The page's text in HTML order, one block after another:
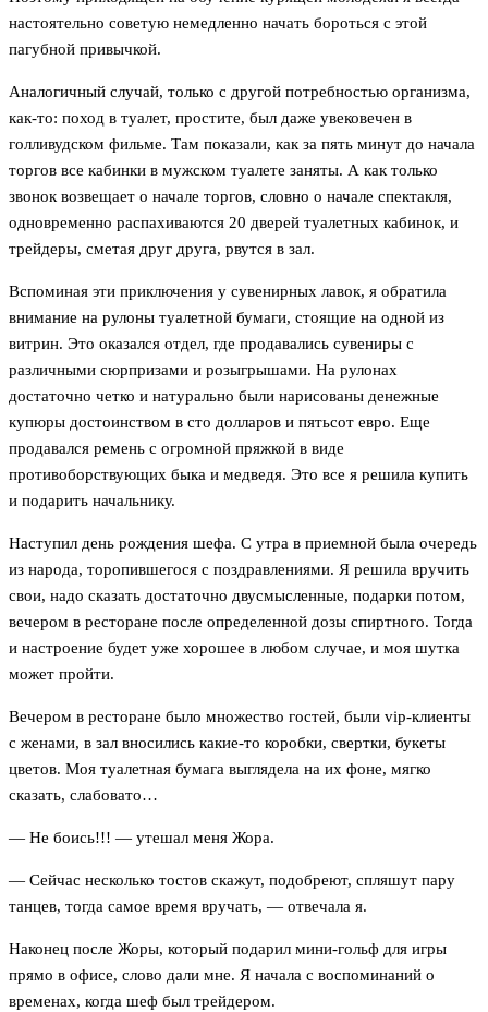
настоятельно советую немедленно начать бороться с этой
пагубной привычкой.
Аналогичный случай, только с другой потребностью организма,
как-то: поход в туалет, простите, был даже увековечен в
голливудском фильме. Там показали, как за пять минут до начала
торгов все кабинки в мужском туалете заняты. А как только
звонок возвещает о начале торгов, словно о начале спектакля,
одновременно распахиваются 20 дверей туалетных кабинок, и
трейдеры, сметая друг друга, рвутся в зал.
Вспоминая эти приключения у сувенирных лавок, я обратила
внимание на рулоны туалетной бумаги, стоящие на одной из
витрин. Это оказался отдел, где продавались сувениры с
различными сюрпризами и розыгрышами. На рулонах
достаточно четко и натурально были нарисованы денежные
купюры достоинством в сто долларов и пятьсот евро. Еще
продавался ремень с огромной пряжкой в виде
противоборствующих быка и медведя. Это все я решила купить
и подарить начальнику.
Наступил день рождения шефа. С утра в приемной была очередь
из народа, торопившегося с поздравлениями. Я решила вручить
свои, надо сказать достаточно двусмысленные, подарки потом,
вечером в ресторане после определенной дозы спиртного. Тогда
и настроение будет уже хорошее в любом случае, и моя шутка
может пройти.
Вечером в ресторане было множество гостей, были vip-клиенты
с женами, в зал вносились какие-то коробки, свертки, букеты
цветов. Моя туалетная бумага выглядела на их фоне, мягко
сказать, слабовато…
— Не боись!!! — утешал меня Жора.
— Сейчас несколько тостов скажут, подобреют, спляшут пару
танцев, тогда самое время вручать, — отвечала я.
Наконец после Жоры, который подарил мини-гольф для игры
прямо в офисе, слово дали мне. Я начала с воспоминаний о
временах, когда шеф был трейдером.